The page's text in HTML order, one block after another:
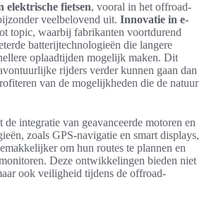
elektrische fietsen, vooral in het offroad-
veelbelovend uit. Innovatie in e-
topic, waarbij fabrikanten voortdurend
batterijtechnologieën die langere
oplaadtijden mogelijk maken. Dit
rijders verder kunnen gaan dan
van de mogelijkheden die de natuur
integratie van geavanceerde motoren en
zoals GPS-navigatie en smart displays,
om hun routes te plannen en
Deze ontwikkelingen bieden niet
ook veiligheid tijdens de offroad-